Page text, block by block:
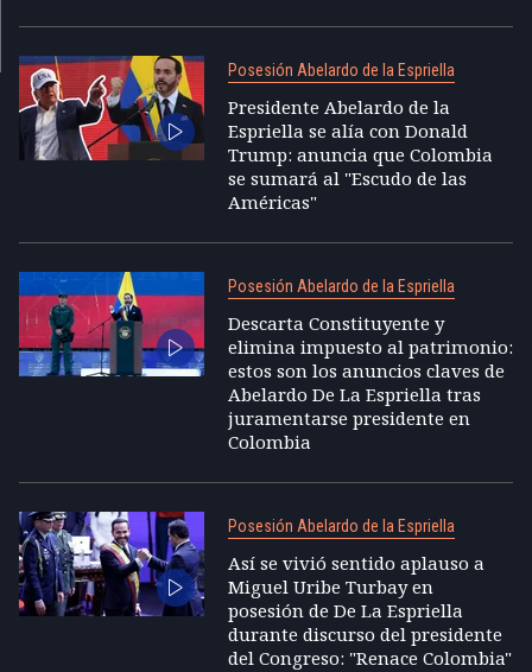
Posesión Abelardo de la Espriella
Presidente Abelardo de la
Espriella se alía con Donald
Trump: anuncia que Colombia
se sumará al "Escudo de las
Américas"
Posesión Abelardo de la Espriella
Descarta Constituyente y
elimina impuesto al patrimonio:
estos son los anuncios claves de
Abelardo De La Espriella tras
juramentarse presidente en
Colombia
Posesión Abelardo de la Espriella
Así se vivió sentido aplauso a
Miguel Uribe Turbay en
posesión de De La Espriella
durante discurso del presidente
del Congreso: "Renace Colombia"